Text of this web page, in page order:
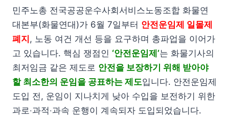
민주노총 전국공공운수사회서비스노동조합 화물연
대본부(화물연대)가 6월 7일부터 안전운임제 일몰제
폐지 , 노동 여건 개선 등을 요구하며 총파업을 이어가
고 있습니다. 핵심 쟁점인 ‘안전운임제’는 화물기사의
최저임금 같은 제도로 안전을 보장하기 위해 받아야
할 최소한의 운임을 공표하는 제도입니다. 안전운임제
도입 전, 운임이 지나치게 낮아 수입을 보전하기 위한
과로‧과적‧과속 운행이 계속되자 도입되었습니다.